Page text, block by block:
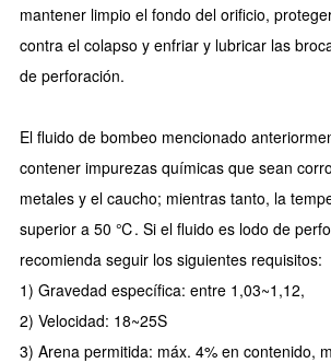
mantener limpio el fondo del orificio,
contra el colapso y enfriar y lubricar las
de perforación.
El fluido de bombeo mencionado
contener impurezas químicas que sean
metales y el caucho; mientras tanto, la
superior a 50 ℃. Si el fluido es lodo de
recomienda seguir los siguientes requisitos:
1) Gravedad específica: entre 1,03~1,12,
2) Velocidad: 18~25S
3) Arena permitida: máx. 4% en contenido,